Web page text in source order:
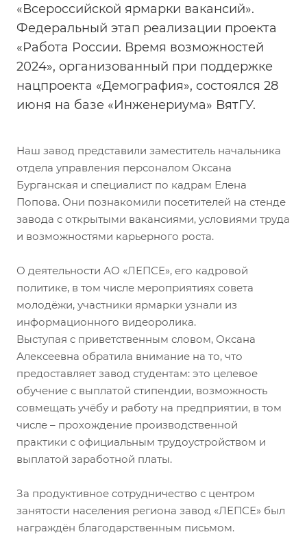
«Всероссийской ярмарки вакансий».
Федеральный этап реализации проекта
«Работа России. Время возможностей
2024», организованный при поддержке
нацпроекта «Демография», состоялся 28
июня на базе «Инженериума» ВятГУ.
Наш завод представили заместитель начальника
отдела управления персоналом Оксана
Бурганская и специалист по кадрам Елена
Попова. Они познакомили посетителей на стенде
завода с открытыми вакансиями, условиями труда
и возможностями карьерного роста.
О деятельности АО «ЛЕПСЕ», его кадровой
политике, в том числе мероприятиях совета
молодёжи, участники ярмарки узнали из
информационного видеоролика.
Выступая c приветственным словом, Оксана
Алексеевна обратила внимание на то, что
предоставляет завод студентам: это целевое
обучение с выплатой стипендии, возможность
совмещать учёбу и работу на предприятии, в том
числе – прохождение производственной
практики с официальным трудоустройством и
выплатой заработной платы.
За продуктивное сотрудничество с центром
занятости населения региона завод «ЛЕПСЕ» был
награждён благодарственным письмом.